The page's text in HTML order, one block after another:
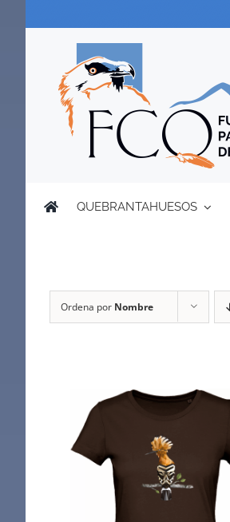
QUEBRANTAHUESOS
Ordena por Nombre